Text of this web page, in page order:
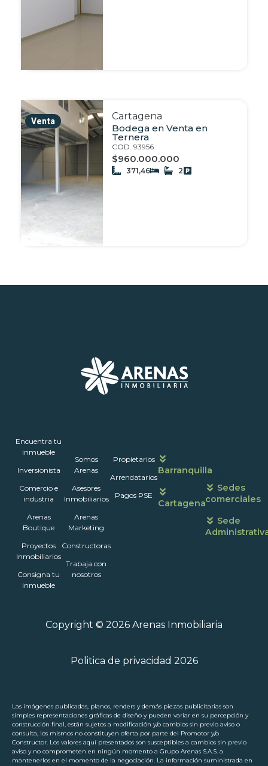
Venta
Cartagena
Bodega en Venta en
Ternera
COD. 93956
$960.000.000
371,46 2
Encuentra tu
inmueble
Inversionista
Comercio e
industria
Arenas
Boutique
Proyectos
Inmobiliarios
Consigna tu
inmueble
Somos
Arenas
Asesores
Inmobiliarios
Arenas
Marketing
Constructoras
Trabaja con
nosotros
Propietarios
Arrendatarios
Pagos PSE
Barranquilla
Cartagena
atención
Sedes
comerciales
Sede
Copyright © 2026 Arenas Inmobiliaria
Politica de privacidad 2026
Las imágenes publicadas, planos, renders y demás piezas publicitarias son
simples representaciones gráficas de diseño y pueden variar en su percepción y
construcción final, están sujetos a modificación y/o cambios sin previo aviso o
consulta, los mismos no constituyen oferta por parte del Promotor y/o
Constructor. Los valores aquí presentados son susceptibles a cambios sin previo
aviso y no comprometen en ningún momento a Grupo Arenas S.A.S. a
mantenerlos en el momento de la negociación. La información suministrada en